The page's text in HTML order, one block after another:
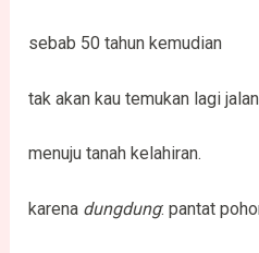
sebab 50 tahun kemudian
tak akan kau temukan lagi
menuju tanah kelahiran.
karena dungdung: pantat